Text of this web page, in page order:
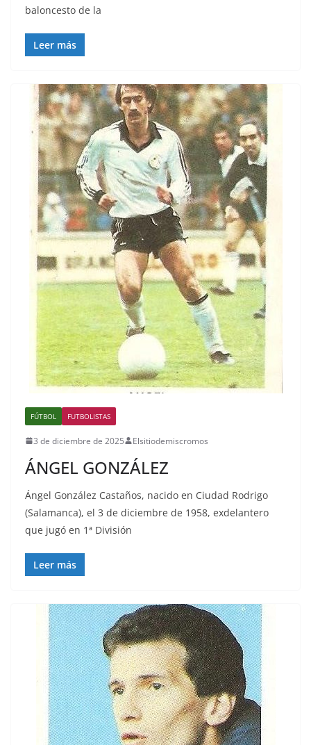
baloncesto de la
Leer más
FÚTBOL FUTBOLISTAS
3 de diciembre de 2025 Elsitiodemiscromos
ÁNGEL GONZÁLEZ
Ángel González Castaños, nacido en Ciudad Rodrigo
(Salamanca), el 3 de diciembre de 1958, exdelantero
que jugó en 1ª División
Leer más